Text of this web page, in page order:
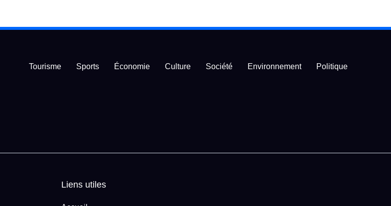
Tourisme Sports Économie Culture Société Environnement Politique
Liens utiles